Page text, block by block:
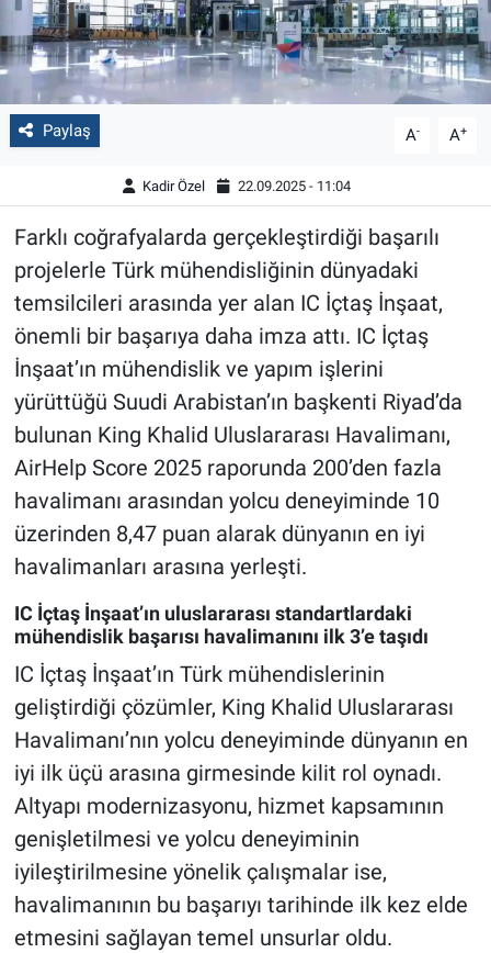
Paylaş A- A+
Kadir Özel 22.09.2025 - 11:04
Farklı coğrafyalarda gerçekleştirdiği başarılı
projelerle Türk mühendisliğinin dünyadaki
temsilcileri arasında yer alan IC İçtaş İnşaat,
önemli bir başarıya daha imza attı. IC İçtaş
İnşaat’ın mühendislik ve yapım işlerini
yürüttüğü Suudi Arabistan’ın başkenti Riyad’da
bulunan King Khalid Uluslararası Havalimanı,
AirHelp Score 2025 raporunda 200’den fazla
havalimanı arasından yolcu deneyiminde 10
üzerinden 8,47 puan alarak dünyanın en iyi
havalimanları arasına yerleşti.
IC İçtaş İnşaat’ın uluslararası standartlardaki
mühendislik başarısı havalimanını ilk 3’e taşıdı
IC İçtaş İnşaat’ın Türk mühendislerinin
geliştirdiği çözümler, King Khalid Uluslararası
Havalimanı’nın yolcu deneyiminde dünyanın en
iyi ilk üçü arasına girmesinde kilit rol oynadı.
Altyapı modernizasyonu, hizmet kapsamının
genişletilmesi ve yolcu deneyiminin
iyileştirilmesine yönelik çalışmalar ise,
havalimanının bu başarıyı tarihinde ilk kez elde
etmesini sağlayan temel unsurlar oldu.